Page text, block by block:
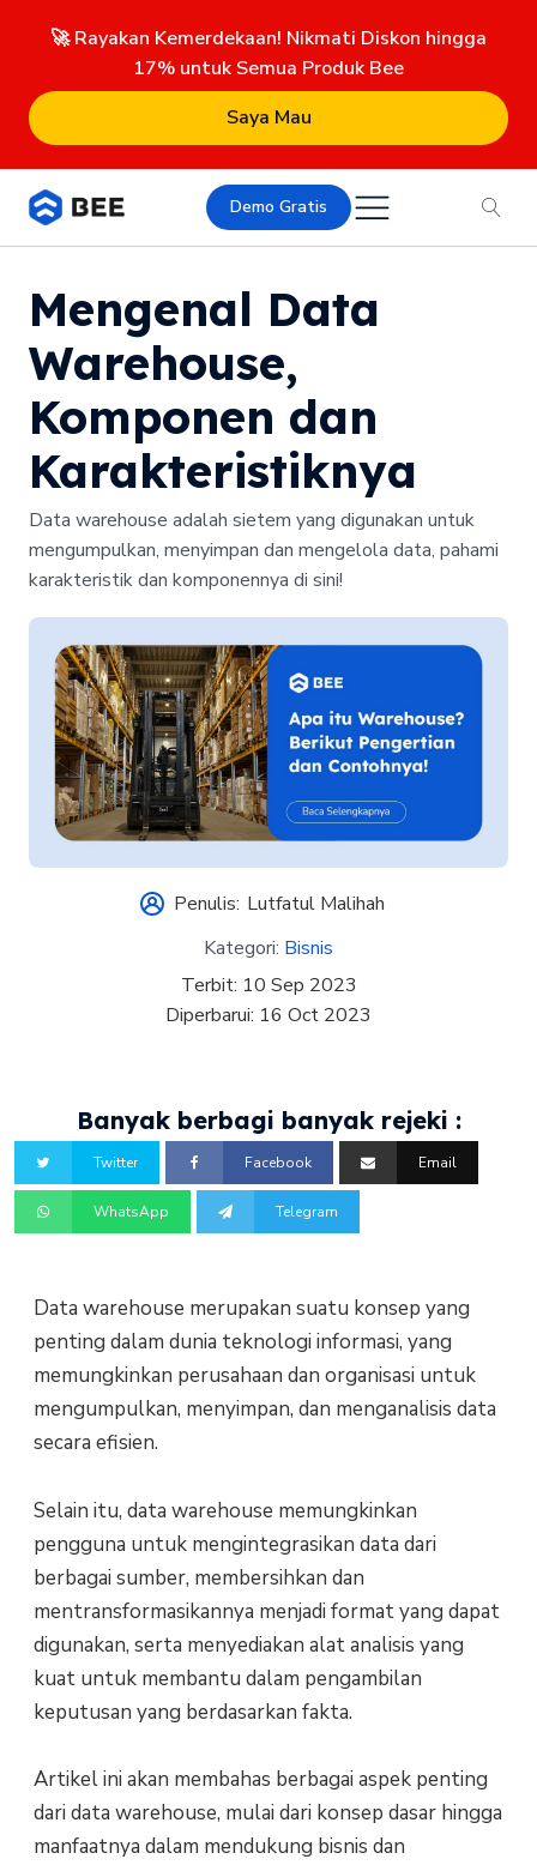
🚀 Rayakan Kemerdekaan! Nikmati Diskon hingga
17% untuk Semua Produk Bee
Saya Mau
Demo Gratis
Mengenal Data
Warehouse,
Komponen dan
Karakteristiknya
Data warehouse adalah sietem yang digunakan untuk
mengumpulkan, menyimpan dan mengelola data, pahami
karakteristik dan komponennya di sini!
Penulis: Lutfatul Malihah
Kategori: Bisnis
Terbit: 10 Sep 2023
Diperbarui: 16 Oct 2023
Banyak berbagi banyak rejeki :
Twitter Facebook Email
WhatsApp Telegram
Data warehouse merupakan suatu konsep yang
penting dalam dunia teknologi informasi, yang
memungkinkan perusahaan dan organisasi untuk
mengumpulkan, menyimpan, dan menganalisis data
secara efisien.
Selain itu, data warehouse memungkinkan
pengguna untuk mengintegrasikan data dari
berbagai sumber, membersihkan dan
mentransformasikannya menjadi format yang dapat
digunakan, serta menyediakan alat analisis yang
kuat untuk membantu dalam pengambilan
keputusan yang berdasarkan fakta.
Artikel ini akan membahas berbagai aspek penting
dari data warehouse, mulai dari konsep dasar hingga
manfaatnya dalam mendukung bisnis dan